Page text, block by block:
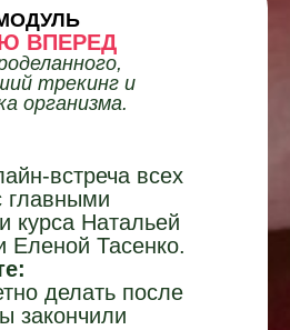
ВПЕРЕД
трекинг и
организма.
встреча всех
главными
курса Натальей
Еленой Тасенко.
делать после
закончили